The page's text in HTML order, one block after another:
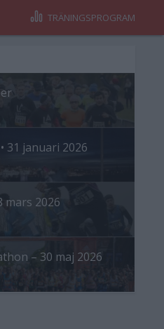
TRÄNINGSPROGRAM
31 januari 2026
mars 2026
– 30 maj 2026